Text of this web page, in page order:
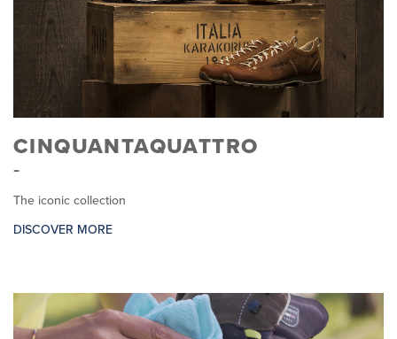
CINQUANTAQUATTRO
The iconic collection
DISCOVER MORE